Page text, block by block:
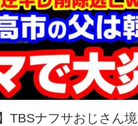
TBSナフサおじさん